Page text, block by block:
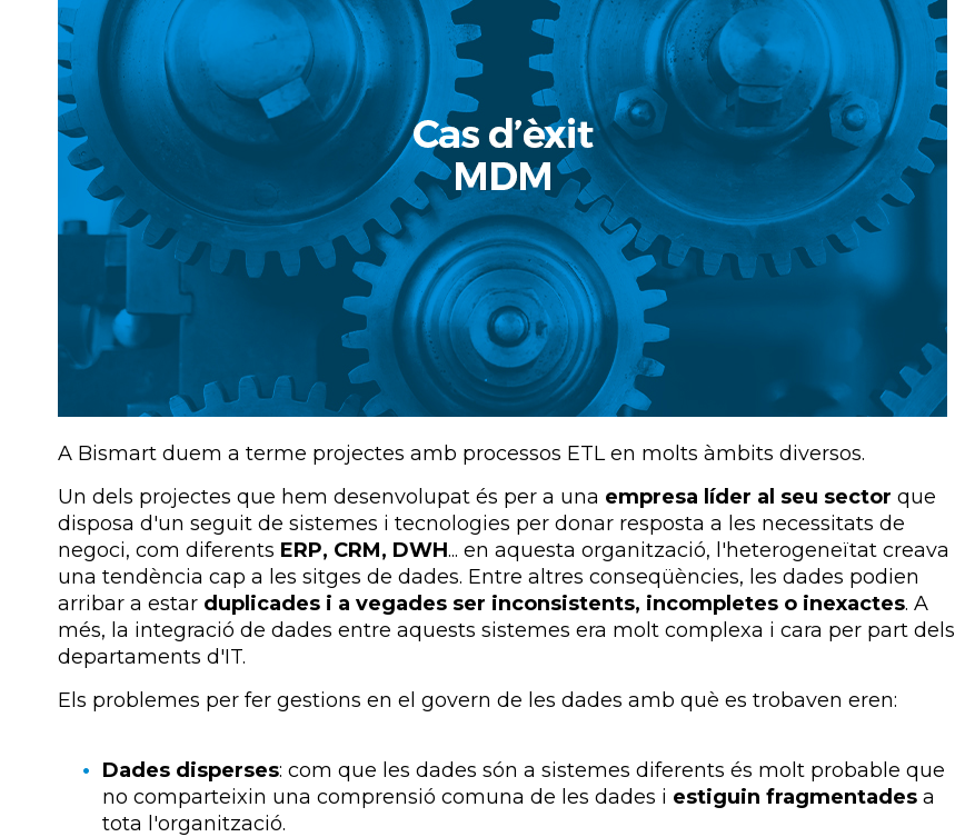
A Bismart duem a terme projectes amb processos ETL en molts àmbits diversos.
Un dels projectes que hem desenvolupat és per a una empresa líder al seu sector que
disposa d'un seguit de sistemes i tecnologies per donar resposta a les necessitats de
negoci, com diferents ERP, CRM, DWH... en aquesta organització, l'heterogeneïtat creava
una tendència cap a les sitges de dades. Entre altres conseqüències, les dades podien
arribar a estar duplicades i a vegades ser inconsistents, incompletes o inexactes. A
més, la integració de dades entre aquests sistemes era molt complexa i cara per part dels
departaments d'IT.
Els problemes per fer gestions en el govern de les dades amb què es trobaven eren:
Dades disperses: com que les dades són a sistemes diferents és molt probable que
no comparteixin una comprensió comuna de les dades i estiguin fragmentades a
tota l'organització.